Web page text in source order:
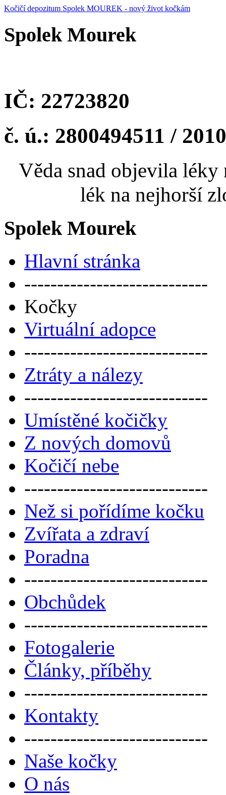
Kočičí depozitum Spolek MOUREK - nový život kočkám
Spolek Mourek
IČ: 22723820
č. ú.: 2800494511 / 2010
Věda snad objevila léky
lék na nejhorší
Spolek Mourek
Hlavní stránka
----------------------------
Kočky
Virtuální adopce
----------------------------
Ztráty a nálezy
----------------------------
Umístěné kočičky
Z nových domovů
Kočičí nebe
----------------------------
Než si pořídíme kočku
Zvířata a zdraví
Poradna
----------------------------
Obchůdek
----------------------------
Fotogalerie
Články, příběhy
----------------------------
Kontakty
----------------------------
Naše kočky
O nás